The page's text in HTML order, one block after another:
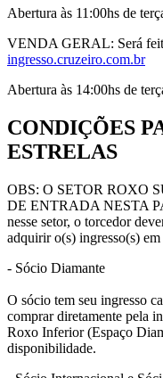
Abertura às 11:00hs de
VENDA GERAL: Será
ingresso.cruzeiro.com.br
Abertura às 14:00hs de
CONDIÇÕES
ESTRELAS
OBS: O SETOR ROXO
DE ENTRADA NESTA
nesse setor, o torcedor
adquirir o(s) ingresso(s)
- Sócio Diamante
O sócio tem seu ingresso
comprar diretamente pela
Roxo Inferior (Espaço
disponibilidade.